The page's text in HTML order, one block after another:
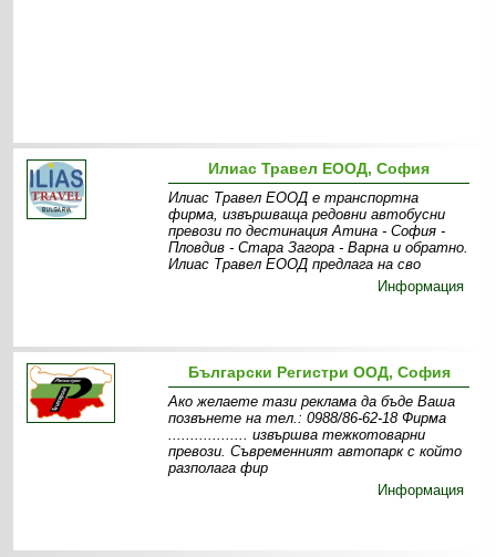
Илиас Травел ЕООД, София
Илиас Травел ЕООД е транспортна
фирма, извършваща редовни автобусни
превози по дестинация Атина - София -
Пловдив - Стара Загора - Варна и обратно.
Илиас Травел ЕООД предлага на сво
Информация
Български Регистри ООД, София
Ако желаете тази реклама да бъде Ваша
позвънете на тел.: 0988/86-62-18 Фирма
.................. извършва тежкотоварни
превози. Съвременният автопарк с който
разполага фир
Информация